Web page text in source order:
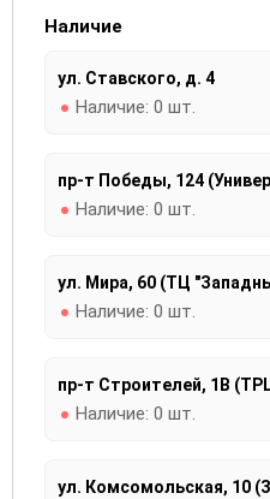
Наличие
ул. Ставского, д. 4
Наличие: 0 шт.
пр-т Победы, 124
Наличие: 0 шт.
ул. Мира, 60 (ТЦ
Наличие: 0 шт.
пр-т Строителей, 1В
Наличие: 0 шт.
ул. Комсомольская, 10